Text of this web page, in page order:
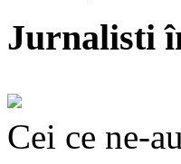
Jurnalisti
Cei ce ne-